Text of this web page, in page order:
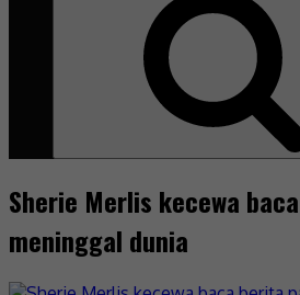
Sherie Merlis kecewa
meninggal dunia